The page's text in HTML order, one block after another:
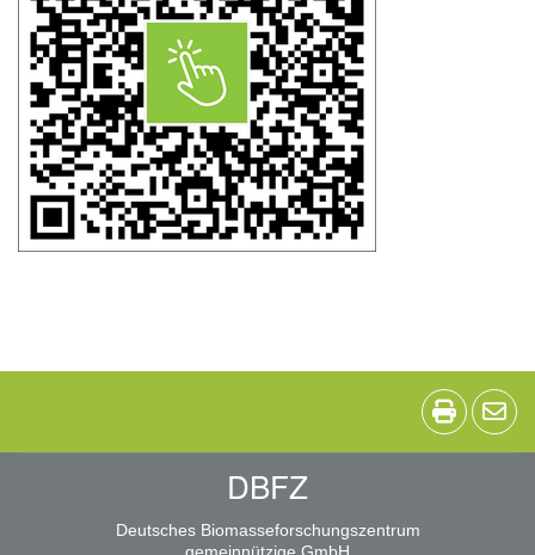
DBFZ
Deutsches Biomasseforschungszentrum